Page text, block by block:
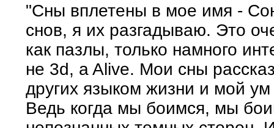
"Сны вплетены в мое имя -
снов, я их разгадываю. Это
как пазлы, только намного
не 3d, a Alive. Мои сны
других языком жизни и мой ум
Ведь когда мы боимся, мы